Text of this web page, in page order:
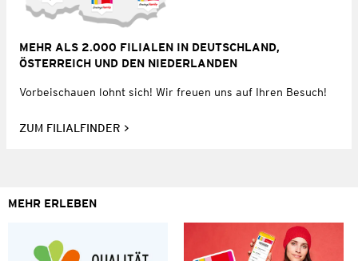
MEHR ALS 2.000 FILIALEN IN DEUTSCHLAND,
ÖSTERREICH UND DEN NIEDERLANDEN
Vorbeischauen lohnt sich! Wir freuen uns auf Ihren Besuch!
ZUM FILIALFINDER
MEHR ERLEBEN